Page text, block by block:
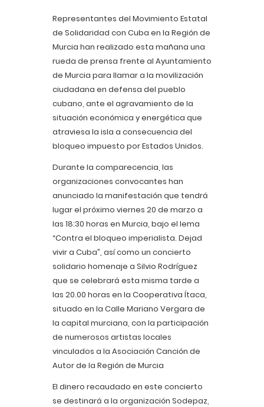
Representantes del Movimiento Estatal
de Solidaridad con Cuba en la Región de
Murcia han realizado esta mañana una
rueda de prensa frente al Ayuntamiento
de Murcia para llamar a la movilización
ciudadana en defensa del pueblo
cubano, ante el agravamiento de la
situación económica y energética que
atraviesa la isla a consecuencia del
bloqueo impuesto por Estados Unidos.
Durante la comparecencia, las
organizaciones convocantes han
anunciado la manifestación que tendrá
lugar el próximo viernes 20 de marzo a
las 18:30 horas en Murcia, bajo el lema
“Contra el bloqueo imperialista. Dejad
vivir a Cuba”, así como un concierto
solidario homenaje a Silvio Rodríguez
que se celebrará esta misma tarde a
las 20.00 horas en la Cooperativa Ítaca,
situado en la Calle Mariano Vergara de
la capital murciana, con la participación
de numerosos artistas locales
vinculados a la Asociación Canción de
Autor de la Región de Murcia
El dinero recaudado en este concierto
se destinará a la organización Sodepaz,